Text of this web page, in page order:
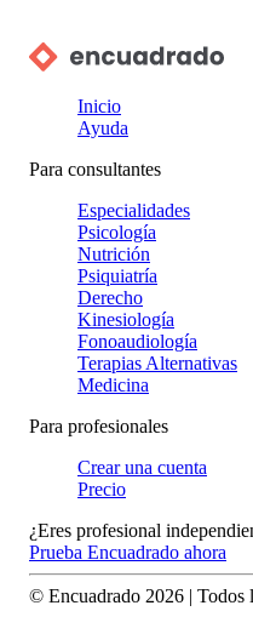
Inicio
Ayuda
Para consultantes
Especialidades
Psicología
Nutrición
Psiquiatría
Derecho
Kinesiología
Fonoaudiología
Terapias Alternativas
Medicina
Para profesionales
Crear una cuenta
Precio
¿Eres profesional
Prueba Encuadrado ahora
© Encuadrado 2026 | Todos